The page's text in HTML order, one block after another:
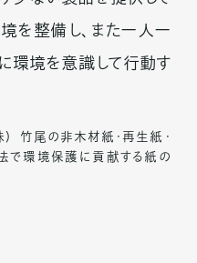
を整備し、また一人一
環境を意識して行動す
）
竹尾の非木材紙・再生紙・
で環境保護に貢献する紙の